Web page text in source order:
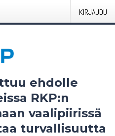
KIRJAUDU
ehdolle
RKP:n
vaalipiirissä
turvallisuutta